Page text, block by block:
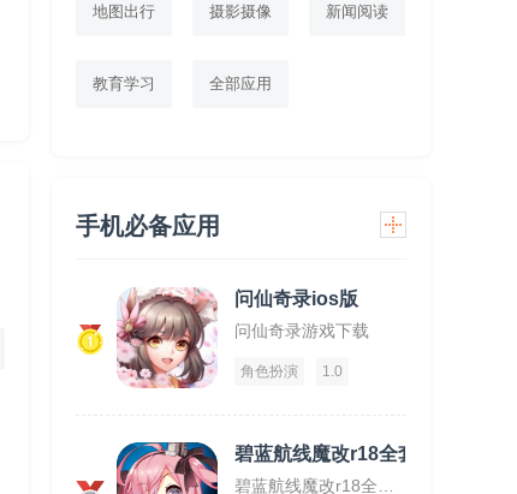
地图出行 摄影摄像 新闻阅读
教育学习 全部应用
手机必备应用
1
问仙奇录ios版
问仙奇录游戏下载
角色扮演 1.0
2
碧蓝航线魔改r18全套补丁破解版